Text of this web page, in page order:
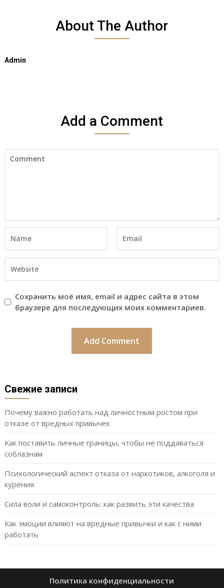
About The Author
Admin
Add a Comment
Сохранить моё имя, email и адрес сайта в этом
браузере для последующих моих комментариев.
Свежие записи
Почему важно работать над личностным ростом при
отказе от вредных привычек
Как поставить личные границы, чтобы не поддаваться
соблазнам
Психологический аспект отказа от наркотиков, алкоголя и
курения
Сила воли и самоконтроль: как развить эти качества
Как эмоции влияют на вредные привычки и как с ними
работать
Политика конфиденциальности